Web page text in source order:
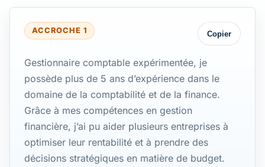
ACCROCHE 1 Copier
Gestionnaire comptable expérimentée, je
possède plus de 5 ans d’expérience dans le
domaine de la comptabilité et de la finance.
Grâce à mes compétences en gestion
financière, j’ai pu aider plusieurs entreprises à
optimiser leur rentabilité et à prendre des
décisions stratégiques en matière de budget.